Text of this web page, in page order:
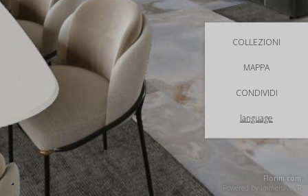
COLLEZIONI
MAPPA
CONDIVIDI
language
Florim.com
Powered by ImmersiveVR